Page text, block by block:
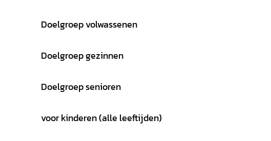
Doelgroep volwassenen
Doelgroep gezinnen
Doelgroep senioren
voor kinderen (alle leeftijden)